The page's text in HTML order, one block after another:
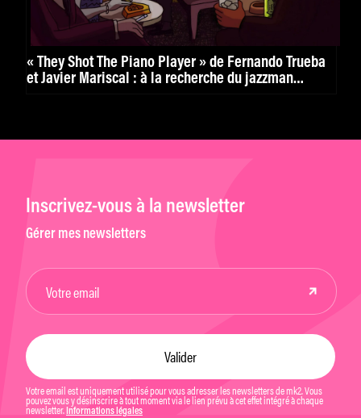
« They Shot The Piano Player » de Fernando Trueba
et Javier Mariscal : à la recherche du jazzman
Inscrivez-vous à la newsletter
Gérer mes newsletters
Votre email est uniquement utilisé pour vous adresser les newsletters de mk2. Vous
pouvez vous y désinscrire à tout moment via le lien prévu à cet effet intégré à chaque
newsletter. Informations légales